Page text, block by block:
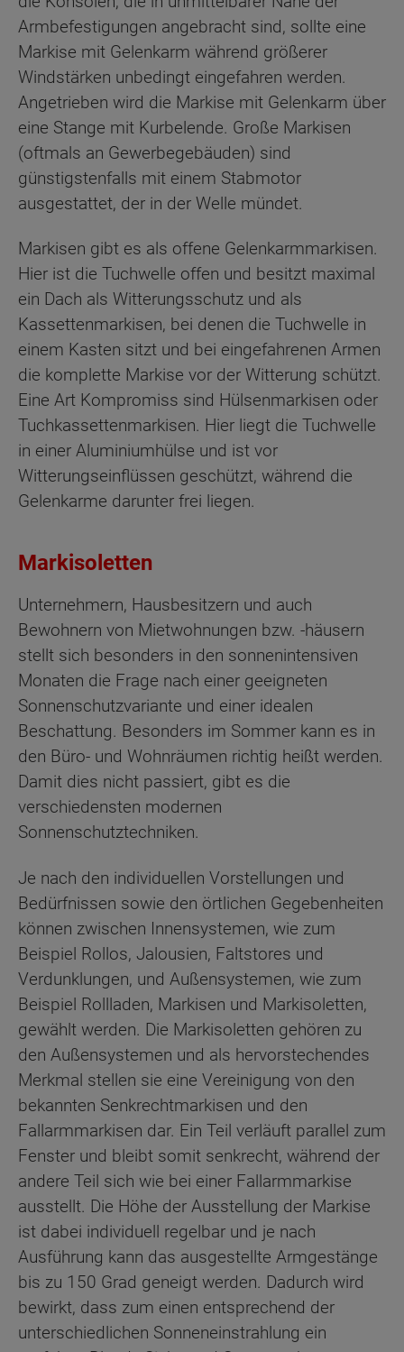
Armbefestigungen angebracht sind, sollte eine
Markise mit Gelenkarm während größerer
Windstärken unbedingt eingefahren werden.
Angetrieben wird die Markise mit Gelenkarm über
eine Stange mit Kurbelende. Große Markisen
(oftmals an Gewerbegebäuden) sind
günstigstenfalls mit einem Stabmotor
ausgestattet, der in der Welle mündet.
Markisen gibt es als offene Gelenkarmmarkisen.
Hier ist die Tuchwelle offen und besitzt maximal
ein Dach als Witterungsschutz und als
Kassettenmarkisen, bei denen die Tuchwelle in
einem Kasten sitzt und bei eingefahrenen Armen
die komplette Markise vor der Witterung schützt.
Eine Art Kompromiss sind Hülsenmarkisen oder
Tuchkassettenmarkisen. Hier liegt die Tuchwelle
in einer Aluminiumhülse und ist vor
Witterungseinflüssen geschützt, während die
Gelenkarme darunter frei liegen.
Markisoletten
Unternehmern, Hausbesitzern und auch
Bewohnern von Mietwohnungen bzw. -häusern
stellt sich besonders in den sonnenintensiven
Monaten die Frage nach einer geeigneten
Sonnenschutzvariante und einer idealen
Beschattung. Besonders im Sommer kann es in
den Büro- und Wohnräumen richtig heißt werden.
Damit dies nicht passiert, gibt es die
verschiedensten modernen
Sonnenschutztechniken.
Je nach den individuellen Vorstellungen und
Bedürfnissen sowie den örtlichen Gegebenheiten
können zwischen Innensystemen, wie zum
Beispiel Rollos, Jalousien, Faltstores und
Verdunklungen, und Außensystemen, wie zum
Beispiel Rollladen, Markisen und Markisoletten,
gewählt werden. Die Markisoletten gehören zu
den Außensystemen und als hervorstechendes
Merkmal stellen sie eine Vereinigung von den
bekannten Senkrechtmarkisen und den
Fallarmmarkisen dar. Ein Teil verläuft parallel zum
Fenster und bleibt somit senkrecht, während der
andere Teil sich wie bei einer Fallarmmarkise
ausstellt. Die Höhe der Ausstellung der Markise
ist dabei individuell regelbar und je nach
Ausführung kann das ausgestellte Armgestänge
bis zu 150 Grad geneigt werden. Dadurch wird
bewirkt, dass zum einen entsprechend der
unterschiedlichen Sonneneinstrahlung ein